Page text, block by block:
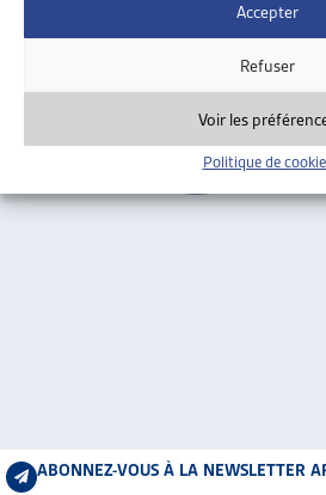
Accepter
Refuser
Voir les
Politique de
PROJETS ET ACTIVITÉS
ABONNEZ-VOUS À LA NEWSLETTER